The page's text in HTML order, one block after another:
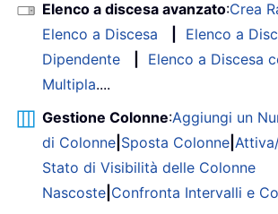
Elenco a discesa avanzato:Crea
Elenco a Discesa
Elenco a
Dipendente
Elenco a Discesa
Multipla....
Gestione Colonne:Aggiungi un
di Colonne Sposta Colonne
Stato di Visibilità delle Colonne
Nascoste Confronta Intervalli e